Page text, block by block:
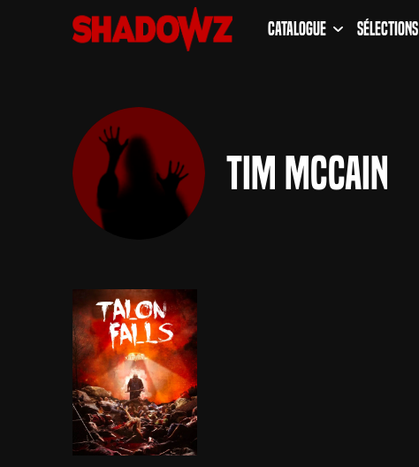
Catalogue Sélections
Tim McCain